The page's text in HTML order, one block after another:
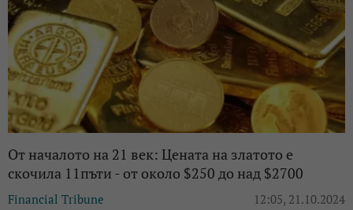
От началото на 21 век: Цената на златото е
скочила 11пъти - от около $250 до над $2700
Financial Tribune 12:05, 21.10.2024